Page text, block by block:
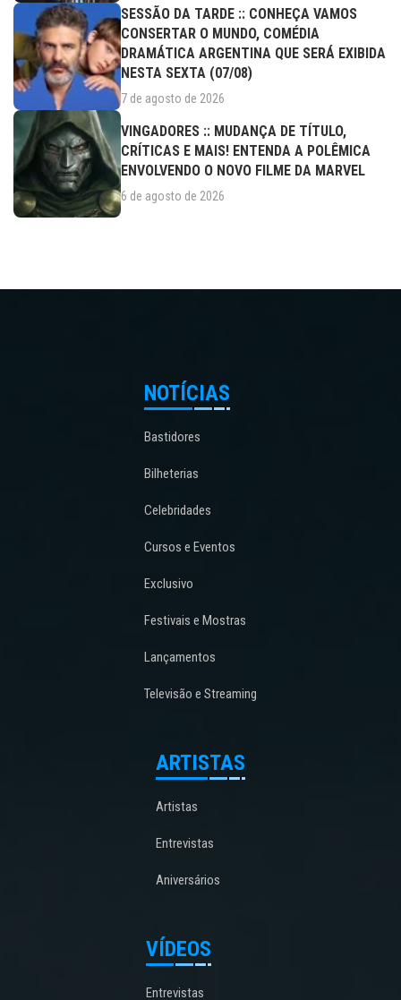
SESSÃO DA TARDE :: CONHEÇA VAMOS
CONSERTAR O MUNDO, COMÉDIA
DRAMÁTICA ARGENTINA QUE SERÁ EXIBIDA
NESTA SEXTA (07/08)
7 de agosto de 2026
VINGADORES :: MUDANÇA DE TÍTULO,
CRÍTICAS E MAIS! ENTENDA A POLÊMICA
ENVOLVENDO O NOVO FILME DA MARVEL
6 de agosto de 2026
NOTÍCIAS
Bastidores
Bilheterias
Celebridades
Cursos e Eventos
Exclusivo
Festivais e Mostras
Lançamentos
Televisão e Streaming
ARTISTAS
Artistas
Entrevistas
Aniversários
VÍDEOS
Entrevistas